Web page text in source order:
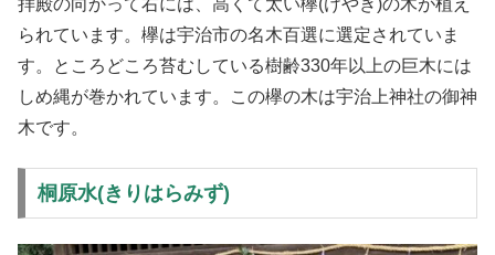
拝殿の向かって右には、高くて太い欅(けやき)の木が植え
られています。欅は宇治市の名木百選に選定されていま
す。ところどころ苔むしている樹齢330年以上の巨木には
しめ縄が巻かれています。この欅の木は宇治上神社の御神
木です。
桐原水(きりはらみず)